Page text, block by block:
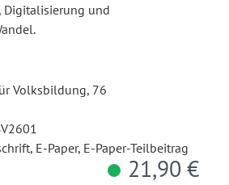
und
Volksbildung, 76
E-Paper, E-Paper-Teilbeitrag
21,90 €